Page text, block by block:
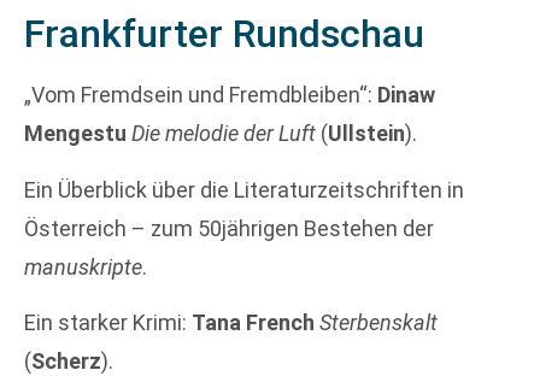
Frankfurter Rundschau
„Vom Fremdsein und Fremdbleiben“: Dinaw
Mengestu Die melodie der Luft (Ullstein).
Ein Überblick über die Literaturzeitschriften in
Österreich – zum 50jährigen Bestehen der
manuskripte.
Ein starker Krimi: Tana French Sterbenskalt
(Scherz).